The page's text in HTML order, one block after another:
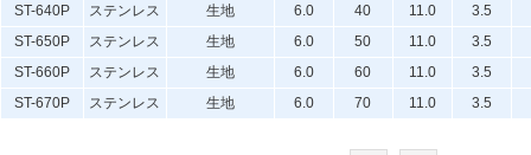
ST-640P
ステンレス 生地 6.0 40 11.0
3.5
ST-650P
ステンレス 生地 6.0 50 11.0
3.5
ST-660P
ステンレス 生地 6.0 60 11.0
3.5
ST-670P
ステンレス 生地 6.0 70 11.0 3.5